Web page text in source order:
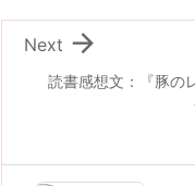
読書感想文：『豚の

Next